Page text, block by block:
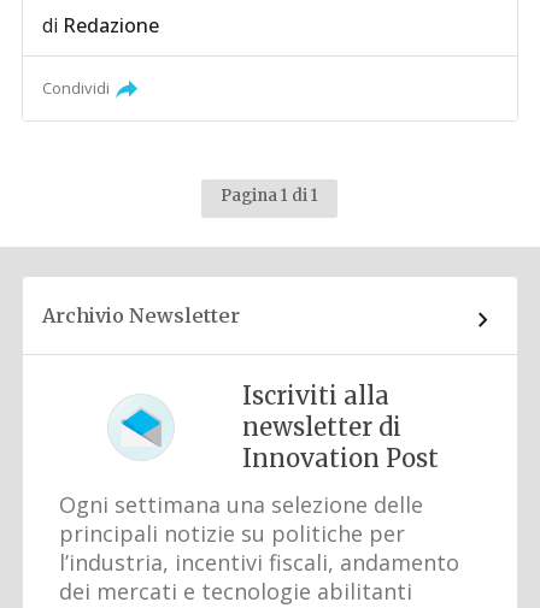
di Redazione
Condividi
Pagina 1 di 1
Archivio Newsletter
Iscriviti alla
newsletter di
Innovation Post
Ogni settimana una selezione delle
principali notizie su politiche per
l’industria, incentivi fiscali, andamento
dei mercati e tecnologie abilitanti